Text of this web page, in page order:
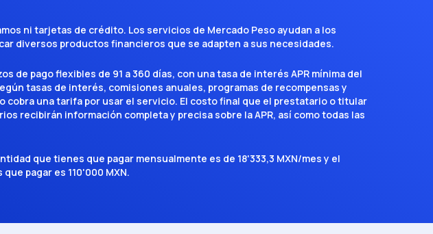
ni tarjetas de crédito. Los servicios de Mercado Peso ayudan a los
diversos productos financieros que se adapten a sus necesidades.
de pago flexibles de 91 a 360 días, con una tasa de interés APR mínima del
tasas de interés, comisiones anuales, programas de recompensas y
una tarifa por usar el servicio. El costo final que el prestatario o titular
recibirán información completa y precisa sobre la APR, así como todas las
que tienes que pagar mensualmente es de 18'333,3 MXN/mes y el
pagar es 110'000 MXN.